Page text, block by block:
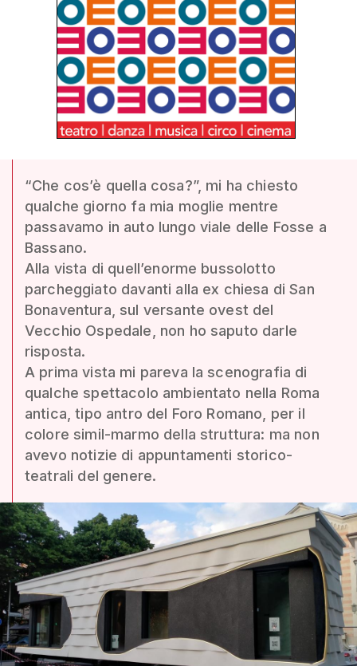
“Che cos’è quella cosa?”, mi ha chiesto
qualche giorno fa mia moglie mentre
passavamo in auto lungo viale delle Fosse a
Bassano.
Alla vista di quell’enorme bussolotto
parcheggiato davanti alla ex chiesa di San
Bonaventura, sul versante ovest del
Vecchio Ospedale, non ho saputo darle
risposta.
A prima vista mi pareva la scenografia di
qualche spettacolo ambientato nella Roma
antica, tipo antro del Foro Romano, per il
colore simil-marmo della struttura: ma non
avevo notizie di appuntamenti storico-
teatrali del genere.